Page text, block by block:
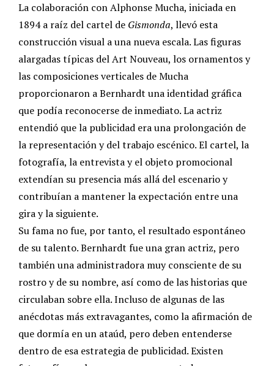
La colaboración con Alphonse Mucha, iniciada en
1894 a raíz del cartel de Gismonda, llevó esta
construcción visual a una nueva escala. Las figuras
alargadas típicas del Art Nouveau, los ornamentos y
las composiciones verticales de Mucha
proporcionaron a Bernhardt una identidad gráfica
que podía reconocerse de inmediato. La actriz
entendió que la publicidad era una prolongación de
la representación y del trabajo escénico. El cartel, la
fotografía, la entrevista y el objeto promocional
extendían su presencia más allá del escenario y
contribuían a mantener la expectación entre una
gira y la siguiente.
Su fama no fue, por tanto, el resultado espontáneo
de su talento. Bernhardt fue una gran actriz, pero
también una administradora muy consciente de su
rostro y de su nombre, así como de las historias que
circulaban sobre ella. Incluso de algunas de las
anécdotas más extravagantes, como la afirmación de
que dormía en un ataúd, pero deben entenderse
dentro de esa estrategia de publicidad. Existen